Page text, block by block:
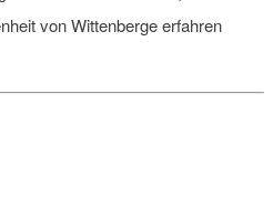
von Wittenberge erfahren